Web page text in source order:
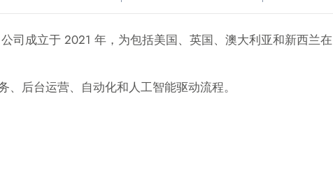
司成立于 2021 年，为包括美国、英国、澳大利亚和新西兰在
后台运营、自动化和人工智能驱动流程。